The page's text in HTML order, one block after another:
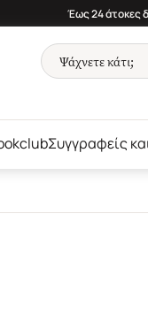
Έως 24 άτοκες
Συγγραφείς